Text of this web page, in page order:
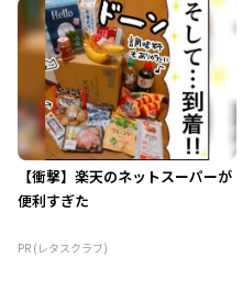
【衝撃】楽天のネットスーパーが
便利すぎた
PR (レタスクラブ)